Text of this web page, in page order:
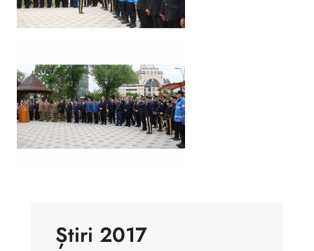
Știri 2017